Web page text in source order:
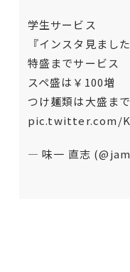
学生サービス
『インスタ見ました
特盛までサービス
スペ盛は￥100増
つけ麺類は大盛ま
pic.twitter.com/
— 味一 直志